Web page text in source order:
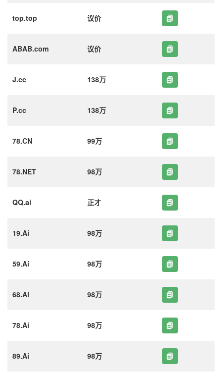
top.top 议价
ABAB.com 议价
J.cc 138万
P.cc 138万
78.CN 99万
78.NET 98万
QQ.ai 正才
19.Ai 98万
59.Ai 98万
68.Ai 98万
78.Ai 98万
89.Ai 98万